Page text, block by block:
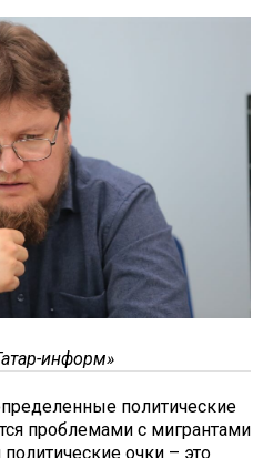
информ»
политические
проблемами с мигрантами
очки – это